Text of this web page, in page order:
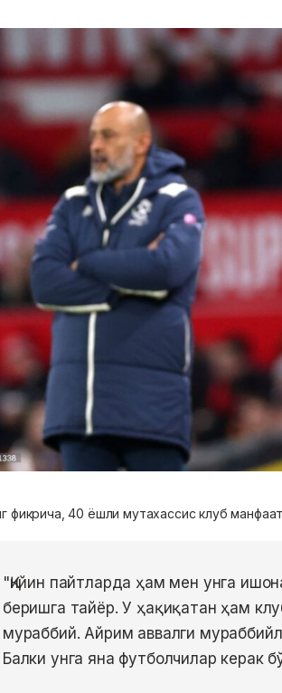
фикрича, 40 ёшли мутахассис клуб
"Қийин пайтларда ҳам мен унга
беришга тайёр. У ҳақиқатан ҳам
мураббий. Айрим аввалги
Балки унга яна футболчилар керак